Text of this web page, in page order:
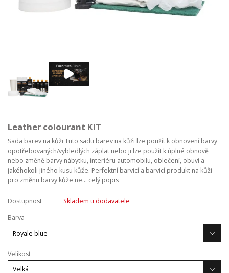
Leather colourant KIT
Sada barev na kůži Tuto sadu barev na kůži lze použít k obnovení barvy
opotřebovaných/vybledlých záplat nebo ji lze použít k úplné obnově
nebo změně barvy nábytku, interiéru automobilu, oblečení, obuvi a
jakéhokoli jiného kusu kůže. Perfektní barvicí a barvicí produkt na kůži
pro změnu barvy kůže ne... celý popis
Dostupnost
Skladem u dodavatele
Barva
Velikost